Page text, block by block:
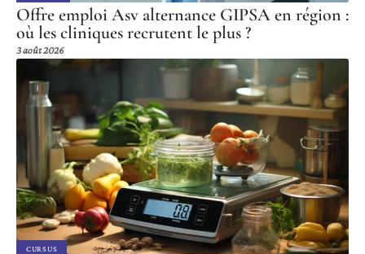
Offre emploi Asv alternance GIPSA en région :
où les cliniques recrutent le plus ?
3 août 2026
CURSUS